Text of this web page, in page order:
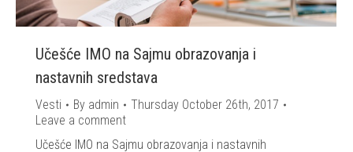
Učešće IMO na Sajmu obrazovanja i
nastavnih sredstava
Vesti By admin
Thursday October 26th, 2017
Leave a comment
Učešće IMO na Sajmu obrazovanja i nastavnih